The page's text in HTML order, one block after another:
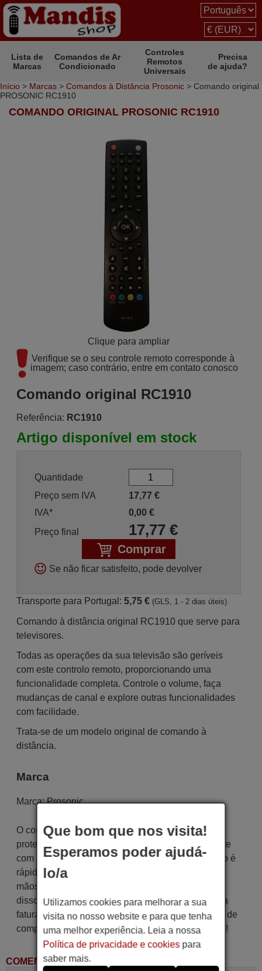
Lista de
Marcas
Comandos de Ar
Condicionado
Controles
Remotos
Universais
Precisa
de ajuda?
Início > Marcas > Comandos à Distância Prosonic > Comando original
PROSONIC RC1910
COMANDO ORIGINAL PROSONIC RC1910
Clique para ampliar
Verifique se o seu controle remoto corresponde à
imagem; caso contrário, entre em contato conosco
Comando original RC1910
Referência: RC1910
Artigo disponível em stock
Quantidade
Preço sem IVA
17,77 €
IVA*
0,00 €
Preço final
17,77€
Comprar
Se não ficar satisfeito, pode devolver
Transporte para Portugal: 5,75 € (GLS, 1 - 2 dias úteis)
Comando à distância original RC1910 que serve para
televisores.
Todas as operações da sua televisão são geríveis
com este controlo remoto, proporcionando uma
funcionalidade completa. Controle o volume, faça
mudanças de canal e explore outras funcionalidades
com facilidade.
Trata-se de um modelo original de comando à
distância.
Marca
Marca: Prosonic
O controle remoto é cuidadosamente enviado
protegido em uma embalagem especial, juntamente
com as pilhas necessárias (se solicitadas). O envio é
rápido e seguro, garantindo que chegue às suas
mãos dentro do prazo de entrega indicado. Além
disso, você receberá a comodidade de receber sua
fatura diretamente em seu e-mail. Sua experiência de
compra será impecável desde o primeiro momento!
COMENTÁRIOS DE CLIENTES
Que bom que nos visita!
Esperamos poder ajudá-
lo/a
Utilizamos cookies para melhorar a sua
visita no nosso website e para que tenha
uma melhor experiência. Leia a nossa
Política de privacidade e cookiespara
saber mais.